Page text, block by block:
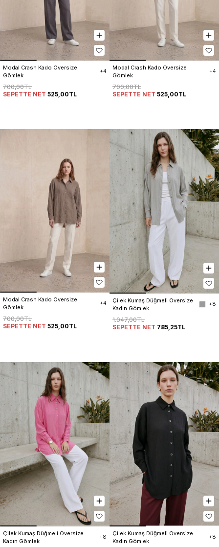
Modal Crash Kado Oversize
Gömlek
+4
700,00TL
SEPETTE NET 525,00TL
Modal Crash Kado Oversize
Gömlek
+4
700,00TL
SEPETTE NET 525,00TL
Modal Crash Kado Oversize
Gömlek
+4
700,00TL
SEPETTE NET 525,00TL
Çilek Kumaş Düğmeli Oversize
Kadın Gömlek
+8
1.047,00TL
SEPETTE NET 785,25TL
Çilek Kumaş Düğmeli Oversize
Kadın Gömlek
+8
Çilek Kumaş Düğmeli Oversize
Kadın Gömlek
+8